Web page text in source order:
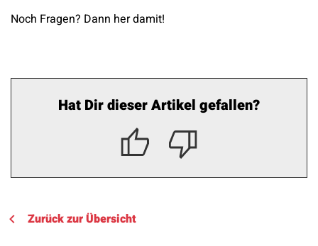
Noch Fragen? Dann her damit!
Hat Dir dieser Artikel gefallen?
Zurück zur Übersicht